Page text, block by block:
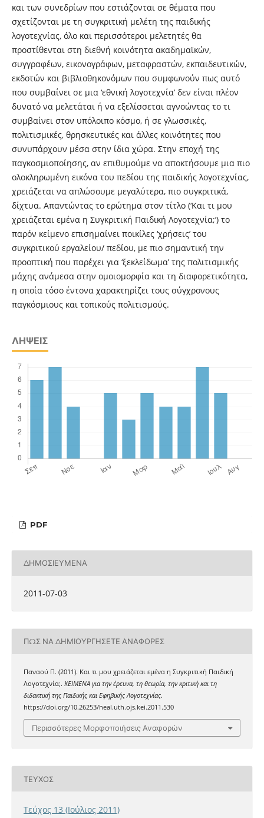
και των συνεδρίων που εστιάζονται σε θέματα που
σχετίζονται με τη συγκριτική μελέτη της παιδικής
λογοτεχνίας, όλο και περισσότεροι μελετητές θα
προστίθενται στη διεθνή κοινότητα ακαδημαϊκών,
συγγραφέων, εικονογράφων, μεταφραστών, εκπαιδευτικών,
εκδοτών και βιβλιοθηκονόμων που συμφωνούν πως αυτό
που συμβαίνει σε μια ‘εθνική λογοτεχνία’ δεν είναι πλέον
δυνατό να μελετάται ή να εξελίσσεται αγνοώντας το τι
συμβαίνει στον υπόλοιπο κόσμο, ή σε γλωσσικές,
πολιτισμικές, θρησκευτικές και άλλες κοινότητες που
συνυπάρχουν μέσα στην ίδια χώρα. Στην εποχή της
παγκοσμιοποίησης, αν επιθυμούμε να αποκτήσουμε μια πιο
ολοκληρωμένη εικόνα του πεδίου της παιδικής λογοτεχνίας,
χρειάζεται να απλώσουμε μεγαλύτερα, πιο συγκριτικά,
δίχτυα. Απαντώντας το ερώτημα στον τίτλο (‘Και τι μου
χρειάζεται εμένα η Συγκριτική Παιδική Λογοτεχνία;’) το
παρόν κείμενο επισημαίνει ποικίλες ‘χρήσεις’ του
συγκριτικού εργαλείου/ πεδίου, με πιο σημαντική την
προοπτική που παρέχει για ‘ξεκλείδωμα’ της πολιτισμικής
μάχης ανάμεσα στην ομοιομορφία και τη διαφορετικότητα,
η οποία τόσο έντονα χαρακτηρίζει τους σύγχρονους
παγκόσμιους και τοπικούς πολιτισμούς.
ΛΉΨΕΙΣ
PDF
ΔΗΜΟΣΙΕΥΜΈΝΑ
2011-07-03
ΠΏΣ ΝΑ ΔΗΜΙΟΥΡΓΉΣΕΤΕ ΑΝΑΦΟΡΈΣ
Παναού Π. (2011). Και τι μου χρειάζεται εμένα η Συγκριτική Παιδική
Λογοτεχνία;. ΚΕΙΜΕΝΑ για την έρευνα, τη θεωρία, την κριτική και τη
διδακτική της Παιδικής και Εφηβικής Λογοτεχνίας.
https://doi.org/10.26253/heal.uth.ojs.kei.2011.530
Περισσότερες Μορφοποιήσεις Αναφορών
ΤΕΎΧΟΣ
Τεύχος 13 (Ιούλιος 2011)